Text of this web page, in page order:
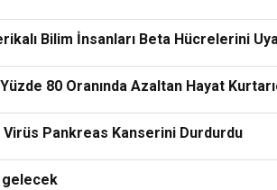
Bilim İnsanları Beta Hücrelerini
80 Oranında Azaltan Hayat
Virüs Pankreas Kanserini Durdurdu
gelecek